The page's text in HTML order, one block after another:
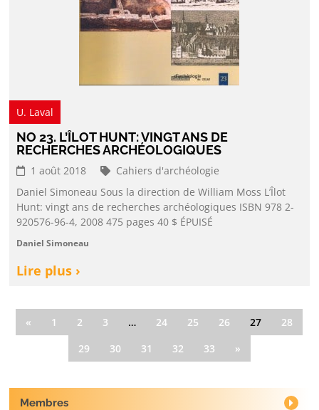
U. Laval
NO 23. L’ÎLOT HUNT: VINGT ANS DE
RECHERCHES ARCHÉOLOGIQUES
1 août 2018
Cahiers d'archéologie
Daniel Simoneau Sous la direction de William Moss L’Îlot
Hunt: vingt ans de recherches archéologiques ISBN 978 2-
920576-96-4, 2008 475 pages 40 $ ÉPUISÉ
Daniel Simoneau
Lire plus ›
« 1 2 3 … 24 25 26 27
28
29
30 31 32 33 »
Membres